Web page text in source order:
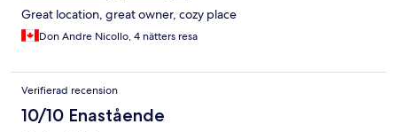
Great location, great owner, cozy place
Don Andre Nicollo, 4 nätters resa
Verifierad recension
10/10 Enastående